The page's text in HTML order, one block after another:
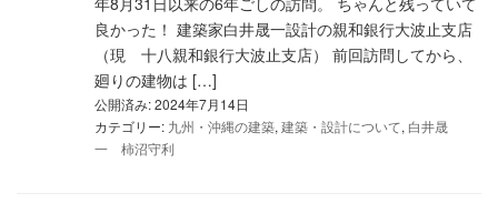
良かった！ 建築家白井晟一設計の親和銀行大波止支店
（現 十八親和銀行大波止支店） 前回訪問してから、
廻りの建物は […]
公開済み: 2024年7月14日
カテゴリー: 九州・沖縄の建築, 建築・設計について, 白井晟
一 柿沼守利